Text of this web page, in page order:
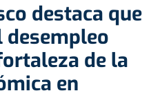
destaca que
desempleo
de la
en